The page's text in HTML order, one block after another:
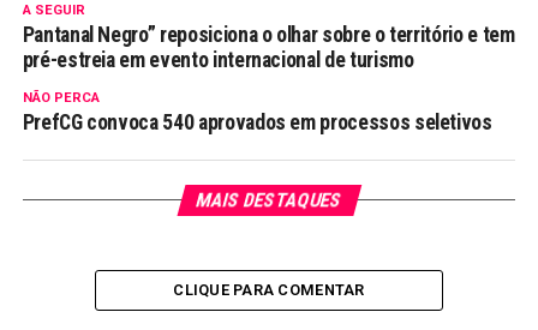
A SEGUIR
Pantanal Negro” reposiciona o olhar sobre o território e tem
pré-estreia em evento internacional de turismo
NÃO PERCA
PrefCG convoca 540 aprovados em processos seletivos
MAIS DESTAQUES
CLIQUE PARA COMENTAR